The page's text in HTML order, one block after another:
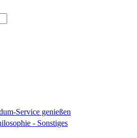
Service genießen
- Sonstiges